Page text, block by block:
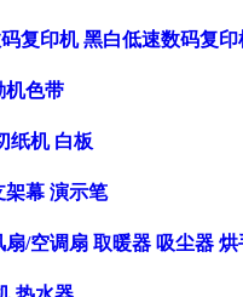
复印机 黑白低速数码复印
机色带
纸机 白板
架幕 演示笔
扇/空调扇 取暖器 吸尘器 烘